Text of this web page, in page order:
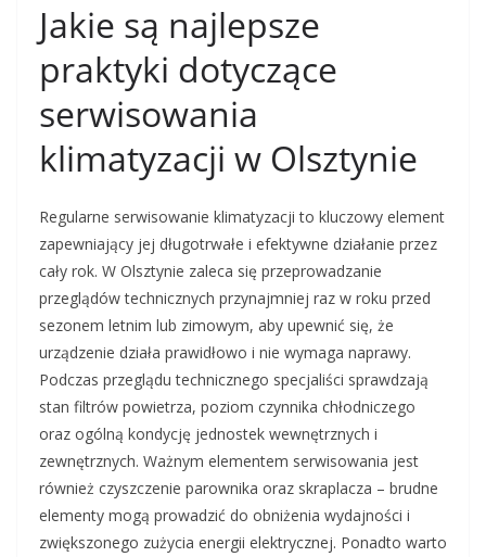
Jakie są najlepsze
praktyki dotyczące
serwisowania
klimatyzacji w Olsztynie
Regularne serwisowanie klimatyzacji to kluczowy element
zapewniający jej długotrwałe i efektywne działanie przez
cały rok. W Olsztynie zaleca się przeprowadzanie
przeglądów technicznych przynajmniej raz w roku przed
sezonem letnim lub zimowym, aby upewnić się, że
urządzenie działa prawidłowo i nie wymaga naprawy.
Podczas przeglądu technicznego specjaliści sprawdzają
stan filtrów powietrza, poziom czynnika chłodniczego
oraz ogólną kondycję jednostek wewnętrznych i
zewnętrznych. Ważnym elementem serwisowania jest
również czyszczenie parownika oraz skraplacza – brudne
elementy mogą prowadzić do obniżenia wydajności i
zwiększonego zużycia energii elektrycznej. Ponadto warto